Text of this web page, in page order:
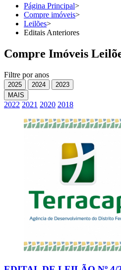
Página Principal>
Compre imóveis>
Leilões>
Editais Anteriores
Compre Imóveis
Filtre por anos
MAIS
2022 2021 2020 2018